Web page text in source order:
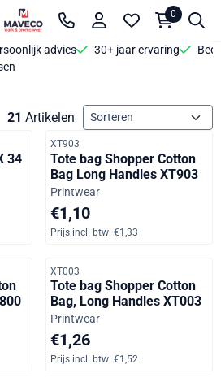
Kies instellingen of sta alle
0
advies 30+ jaar ervaring
21 Artikelen Sorteermethode
34
3,18
Artikelnummer
XT903
Tote bag Shopper Cotton
Bag Long Handles XT903
Merk:
Printwear
Prijs op aanvraag, inclusief
€1,10
Prijs incl. btw: €1,33
0,98
Artikelnummer
XT003
Tote bag Shopper Cotton
Bag, Long Handles XT003
Merk:
Printwear
Prijs: 1,26, inclusief btw: 1,52
€1,26
Prijs incl. btw: €1,52